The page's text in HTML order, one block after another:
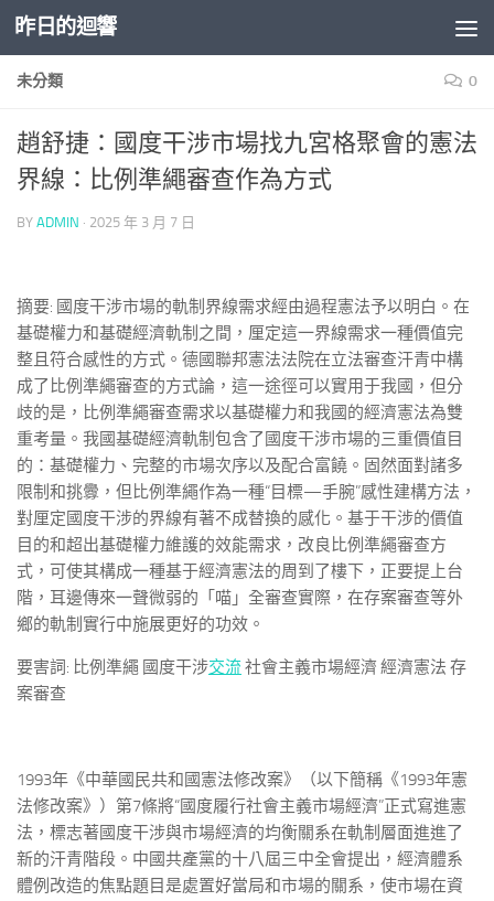
Skip to content
昨日的迴響
未分類 0
趙舒捷：國度干涉市場找九宮格聚會的憲法
界線：比例準繩審查作為方式
BY ADMIN · 2025 年 3 月 7 日
摘要: 國度干涉市場的軌制界線需求經由過程憲法予以明白。在
基礎權力和基礎經濟軌制之間，厘定這一界線需求一種價值完
整且符合感性的方式。德國聯邦憲法法院在立法審查汗青中構
成了比例準繩審查的方式論，這一途徑可以實用于我國，但分
歧的是，比例準繩審查需求以基礎權力和我國的經濟憲法為雙
重考量。我國基礎經濟軌制包含了國度干涉市場的三重價值目
的：基礎權力、完整的市場次序以及配合富饒。固然面對諸多
限制和挑釁，但比例準繩作為一種“目標—手腕”感性建構方法，
對厘定國度干涉的界線有著不成替換的感化。基于干涉的價值
目的和超出基礎權力維護的效能需求，改良比例準繩審查方
式，可使其構成一種基于經濟憲法的周到了樓下，正要提上台
階，耳邊傳來一聲微弱的「喵」全審查實際，在存案審查等外
鄉的軌制實行中施展更好的功效。
要害詞: 比例準繩 國度干涉交流社會主義市場經濟 經濟憲法 存
案審查
1993年《中華國民共和國憲法修改案》（以下簡稱《1993年憲
法修改案》）第7條將“國度履行社會主義市場經濟”正式寫進憲
法，標志著國度干涉與市場經濟的均衡關系在軌制層面進進了
新的汗青階段。中國共產黨的十八屆三中全會提出，經濟體系
體例改造的焦點題目是處置好當局和市場的關系，使市場在資